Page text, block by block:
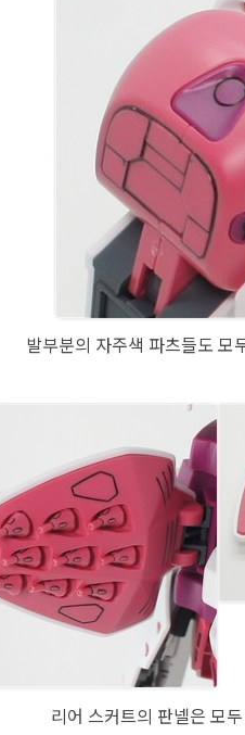
발부분의 자주색 파츠들도 모
리어 스커트의 판넬은 모